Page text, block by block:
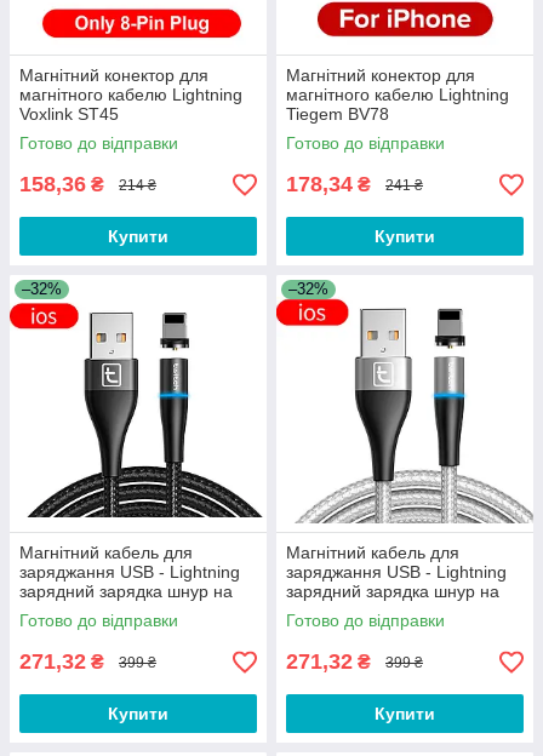
Магнітний конектор для
магнітного кабелю Lightning
Voxlink ST45
Готово до відправки
158,36 ₴ 214 ₴
Купити
Магнітний конектор для
магнітного кабелю Lightning
Tiegem BV78
Готово до відправки
178,34 ₴ 241 ₴
Купити
–32%
Магнітний кабель для
заряджання USB - Lightning
зарядний зарядка шнур на
iPhone айфон лайтнінг
RT722B
Готово до відправки
271,32 ₴ 399 ₴
Купити
–32%
Магнітний кабель для
заряджання USB - Lightning
зарядний зарядка шнур на
iPhone айфон лайтнінг
RT722S
Готово до відправки
271,32 ₴ 399 ₴
Купити